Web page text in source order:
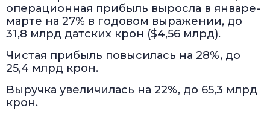
операционная прибыль выросла в январе-
марте на 27% в годовом выражении, до
31,8 млрд датских крон ($4,56 млрд).
Чистая прибыль повысилась на 28%, до
25,4 млрд крон.
Выручка увеличилась на 22%, до 65,3 млрд
крон.